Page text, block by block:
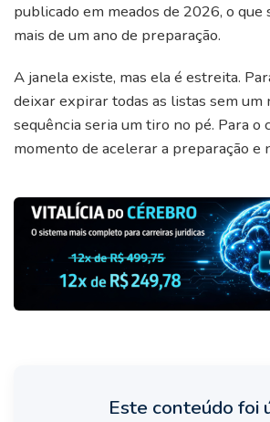
publicado em meados de 2026, o que
mais de um ano de preparação.
A janela existe, mas ela é estreita.
deixar expirar todas as listas sem um
sequência seria um tiro no pé. Para o
momento de acelerar a preparação e
Este conteúdo foi